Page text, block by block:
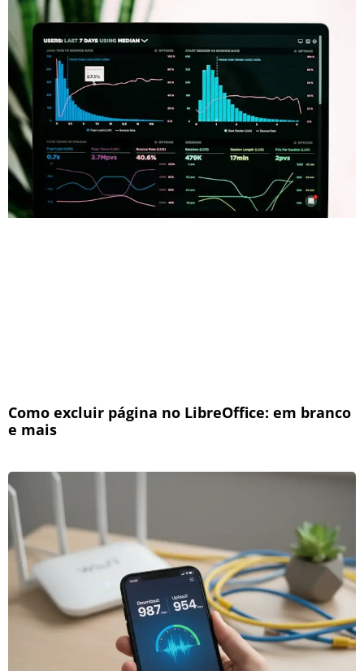
Como excluir página no LibreOffice: em branco
e mais